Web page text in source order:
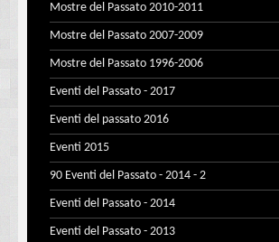
Mostre del Passato 2010-2011
Mostre del Passato 2007-2009
Mostre del Passato 1996-2006
Eventi del Passato - 2017
Eventi del passato 2016
Eventi 2015
90 Eventi del Passato - 2014 - 2
Eventi del Passato - 2014
Eventi del Passato - 2013